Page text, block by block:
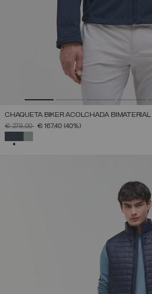
CHAQUETA BIKER ACOLCHADA BIMATERIAL
PRECIO REBAJADO DE
€ 279,00A€ 167,40 (40%)